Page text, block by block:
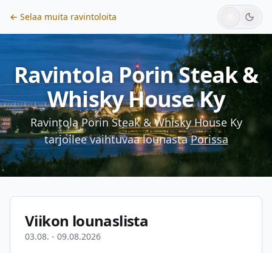
← Selaa muita ravintoloita
Ravintola Porin Steak &
Whisky House Ky
Ravintola Porin Steak & Whisky House Ky
tarjoilee vaihtuvaa lounasta Porissa
Viikon lounaslista
03.08. - 09.08.2026